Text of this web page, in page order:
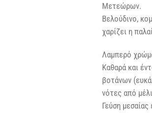
Μετεώρων.
Bελούδινο,
χαρίζει η
Λαμπερό
Καθαρά και
βοτάνων
νότες από
Γεύση